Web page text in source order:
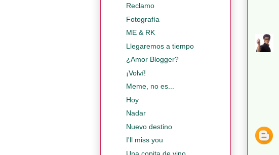
Reclamo
Fotografía
ME & RK
Llegaremos a tiempo
¿Amor Blogger?
¡Volví!
Meme, no es...
Hoy
Nadar
Nuevo destino
I'll miss you
Una copita de vino...